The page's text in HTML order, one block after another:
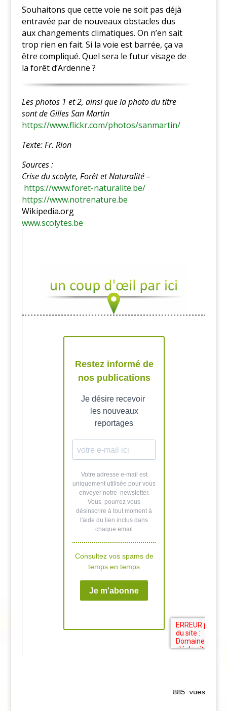
Souhaitons que cette voie ne soit pas déjà
entravée par de nouveaux obstacles dus
aux changements climatiques. On n’en sait
trop rien en fait. Si la voie est barrée, ça va
être compliqué. Quel sera le futur visage de
la forêt d’Ardenne ?
Les photos 1 et 2, ainsi que la photo du titre
sont de Gilles San Martin
https://www.flickr.com/photos/sanmartin/
Texte: Fr. Rion
Sources :
Crise du scolyte, Forêt et Naturalité –
https://www.foret-naturalite.be/
https://www.notrenature.be
Wikipedia.org
www.scolytes.be
885 vues